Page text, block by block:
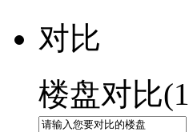
对比
楼盘对比(1